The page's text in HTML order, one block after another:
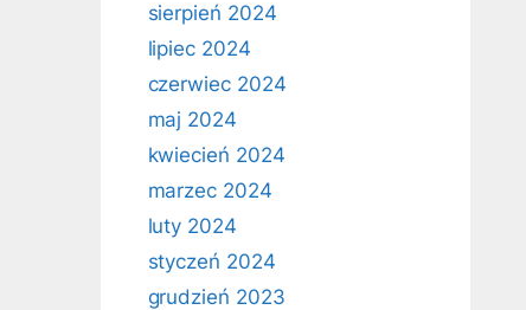
sierpień 2024
lipiec 2024
czerwiec 2024
maj 2024
kwiecień 2024
marzec 2024
luty 2024
styczeń 2024
grudzień 2023